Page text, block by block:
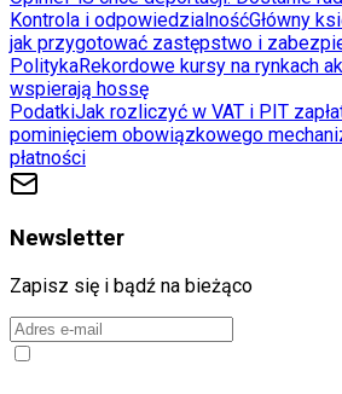
Kontrola i odpowiedzialnośćGłówny
jak przygotować zastępstwo i
PolitykaRekordowe kursy na rynkach
wspierają hossę
PodatkiJak rozliczyć w VAT i PIT
pominięciem obowiązkowego
płatności
Newsletter
Zapisz się i bądź na bieżąco